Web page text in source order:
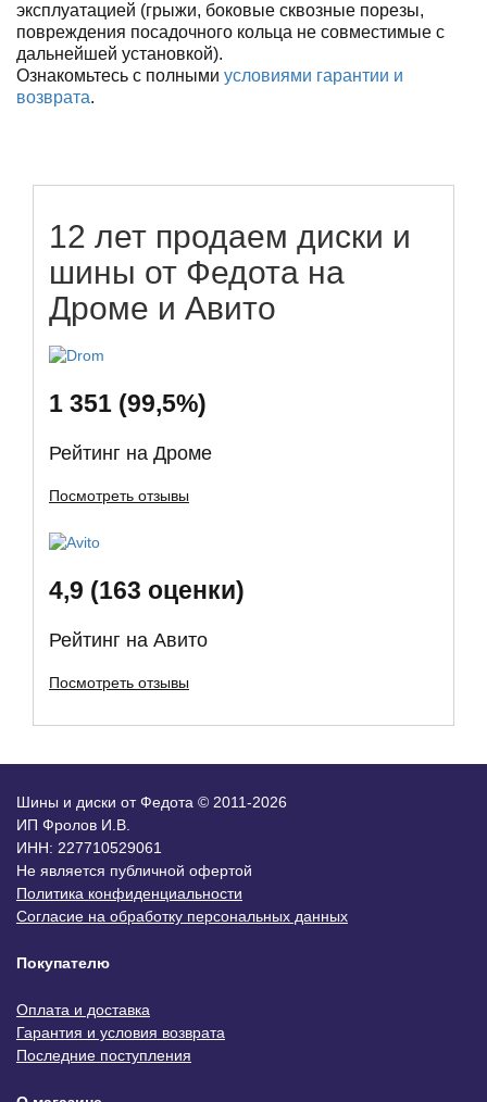
эксплуатацией (грыжи, боковые сквозные порезы,
повреждения посадочного кольца не совместимые с
дальнейшей установкой).
Ознакомьтесь с полными условиями гарантии и
возврата.
12 лет продаем диски и
шины от Федота на
Дроме и Авито
1 351 (99,5%)
Рейтинг на Дроме
Посмотреть отзывы
4,9 (163 оценки)
Рейтинг на Авито
Посмотреть отзывы
Шины и диски от Федота © 2011-2026
ИП Фролов И.В.
ИНН: 227710529061
Не является публичной офертой
Политика конфиденциальности
Согласие на обработку персональных данных
Покупателю
Оплата и доставка
Гарантия и условия возврата
Последние поступления